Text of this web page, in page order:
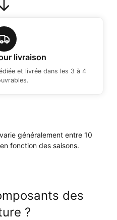
livraison
et livrée dans les 3 à 4
généralement entre 10
fonction des saisons.
des
?